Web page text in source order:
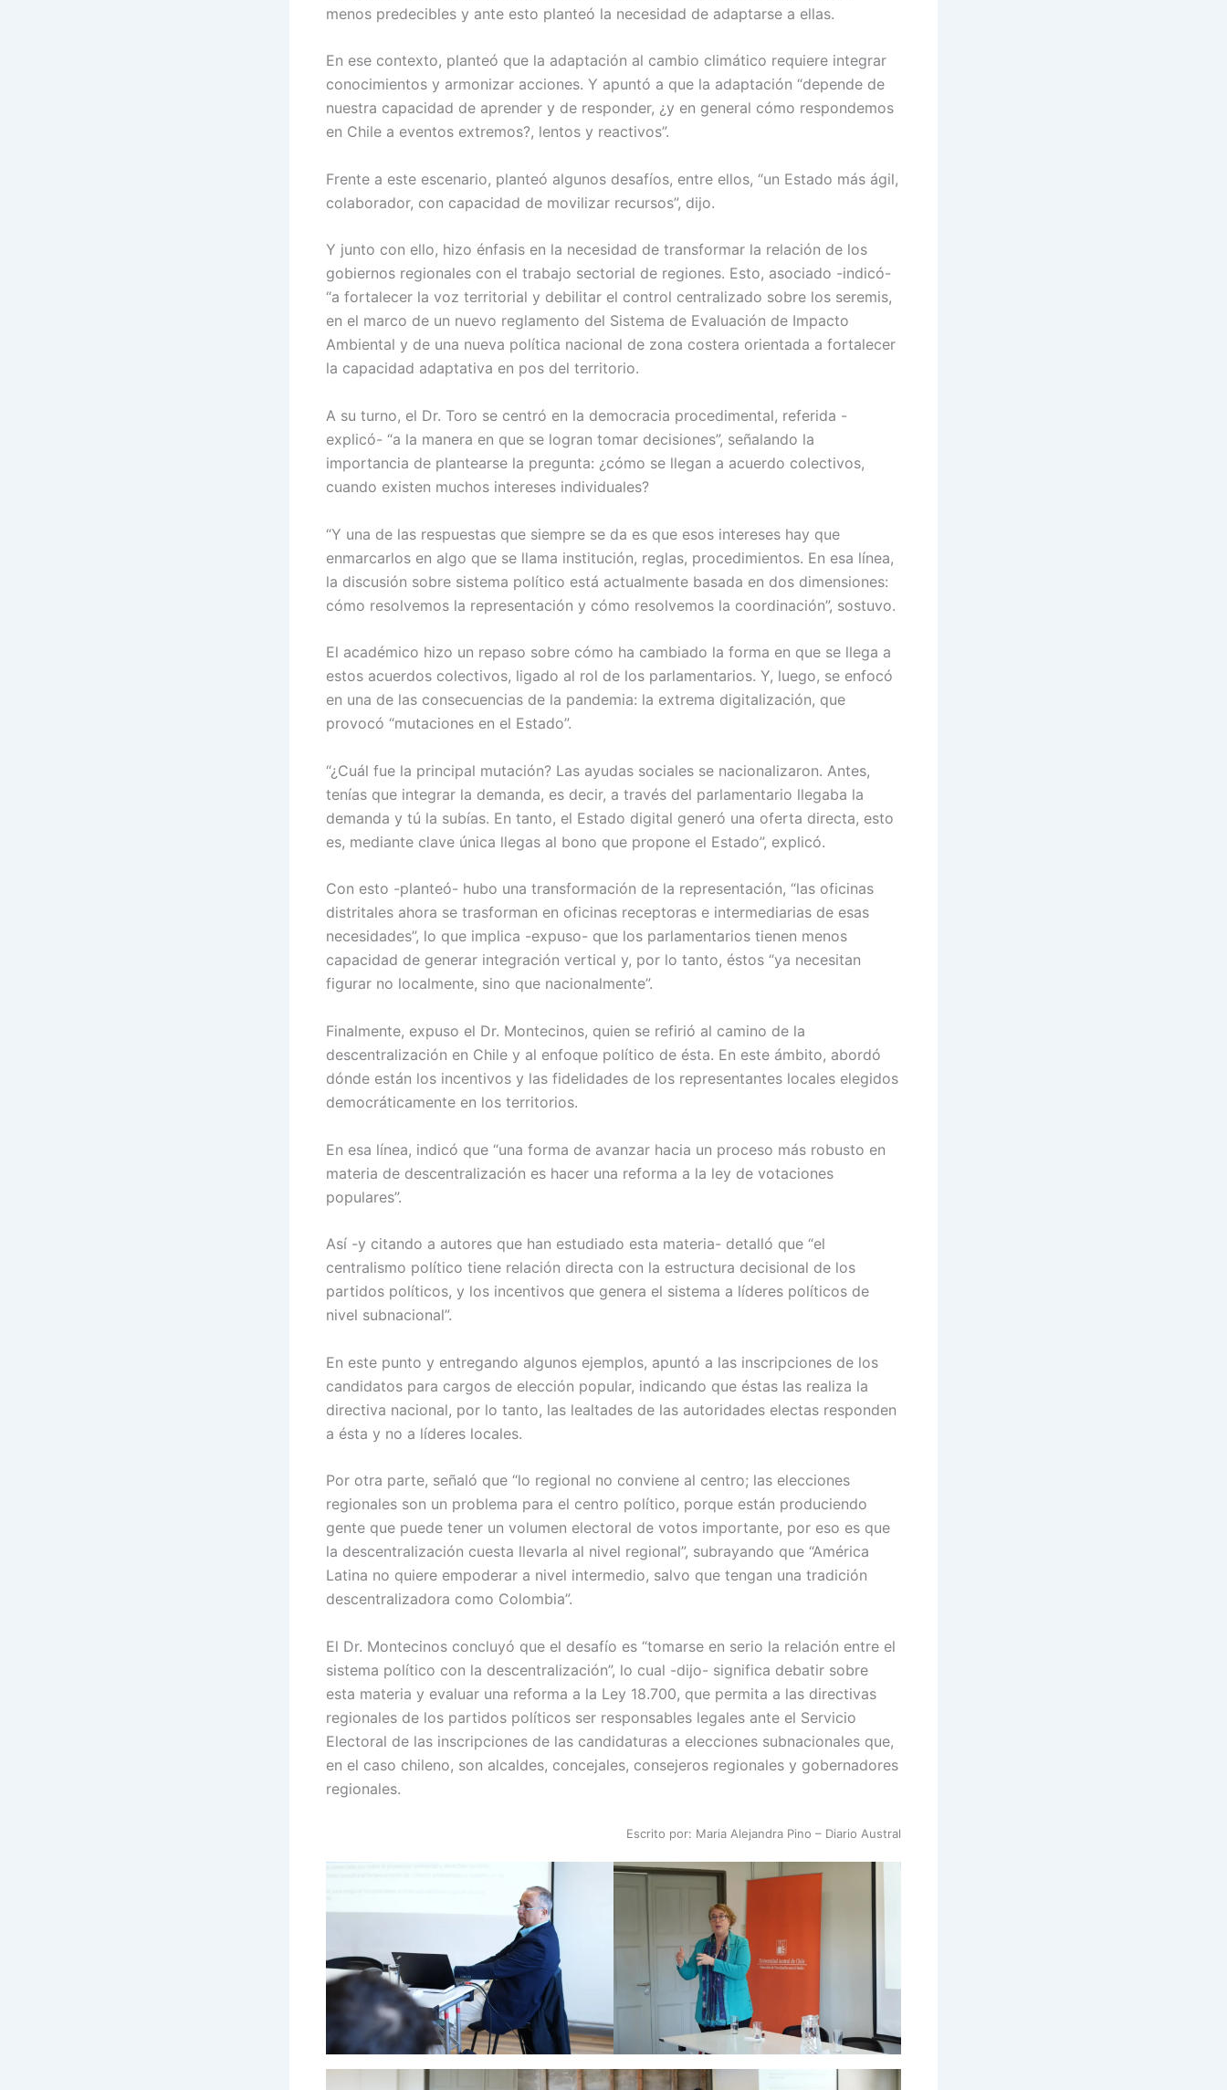
menos predecibles y ante esto planteó la necesidad de adaptarse a ellas.
En ese contexto, planteó que la adaptación al cambio climático requiere integrar
conocimientos y armonizar acciones. Y apuntó a que la adaptación “depende de
nuestra capacidad de aprender y de responder, ¿y en general cómo respondemos
en Chile a eventos extremos?, lentos y reactivos”.
Frente a este escenario, planteó algunos desafíos, entre ellos, “un Estado más ágil,
colaborador, con capacidad de movilizar recursos”, dijo.
Y junto con ello, hizo énfasis en la necesidad de transformar la relación de los
gobiernos regionales con el trabajo sectorial de regiones. Esto, asociado -indicó-
“a fortalecer la voz territorial y debilitar el control centralizado sobre los seremis,
en el marco de un nuevo reglamento del Sistema de Evaluación de Impacto
Ambiental y de una nueva política nacional de zona costera orientada a fortalecer
la capacidad adaptativa en pos del territorio.
A su turno, el Dr. Toro se centró en la democracia procedimental, referida -
explicó- “a la manera en que se logran tomar decisiones”, señalando la
importancia de plantearse la pregunta: ¿cómo se llegan a acuerdo colectivos,
cuando existen muchos intereses individuales?
“Y una de las respuestas que siempre se da es que esos intereses hay que
enmarcarlos en algo que se llama institución, reglas, procedimientos. En esa línea,
la discusión sobre sistema político está actualmente basada en dos dimensiones:
cómo resolvemos la representación y cómo resolvemos la coordinación”, sostuvo.
El académico hizo un repaso sobre cómo ha cambiado la forma en que se llega a
estos acuerdos colectivos, ligado al rol de los parlamentarios. Y, luego, se enfocó
en una de las consecuencias de la pandemia: la extrema digitalización, que
provocó “mutaciones en el Estado”.
“¿Cuál fue la principal mutación? Las ayudas sociales se nacionalizaron. Antes,
tenías que integrar la demanda, es decir, a través del parlamentario llegaba la
demanda y tú la subías. En tanto, el Estado digital generó una oferta directa, esto
es, mediante clave única llegas al bono que propone el Estado”, explicó.
Con esto -planteó- hubo una transformación de la representación, “las oficinas
distritales ahora se trasforman en oficinas receptoras e intermediarias de esas
necesidades”, lo que implica -expuso- que los parlamentarios tienen menos
capacidad de generar integración vertical y, por lo tanto, éstos “ya necesitan
figurar no localmente, sino que nacionalmente”.
Finalmente, expuso el Dr. Montecinos, quien se refirió al camino de la
descentralización en Chile y al enfoque político de ésta. En este ámbito, abordó
dónde están los incentivos y las fidelidades de los representantes locales elegidos
democráticamente en los territorios.
En esa línea, indicó que “una forma de avanzar hacia un proceso más robusto en
materia de descentralización es hacer una reforma a la ley de votaciones
populares”.
Así -y citando a autores que han estudiado esta materia- detalló que “el
centralismo político tiene relación directa con la estructura decisional de los
partidos políticos, y los incentivos que genera el sistema a líderes políticos de
nivel subnacional”.
En este punto y entregando algunos ejemplos, apuntó a las inscripciones de los
candidatos para cargos de elección popular, indicando que éstas las realiza la
directiva nacional, por lo tanto, las lealtades de las autoridades electas responden
a ésta y no a líderes locales.
Por otra parte, señaló que “lo regional no conviene al centro; las elecciones
regionales son un problema para el centro político, porque están produciendo
gente que puede tener un volumen electoral de votos importante, por eso es que
la descentralización cuesta llevarla al nivel regional”, subrayando que “América
Latina no quiere empoderar a nivel intermedio, salvo que tengan una tradición
descentralizadora como Colombia”.
El Dr. Montecinos concluyó que el desafío es “tomarse en serio la relación entre el
sistema político con la descentralización”, lo cual -dijo- significa debatir sobre
esta materia y evaluar una reforma a la Ley 18.700, que permita a las directivas
regionales de los partidos políticos ser responsables legales ante el Servicio
Electoral de las inscripciones de las candidaturas a elecciones subnacionales que,
en el caso chileno, son alcaldes, concejales, consejeros regionales y gobernadores
regionales.
Escrito por: Maria Alejandra Pino – Diario Austral